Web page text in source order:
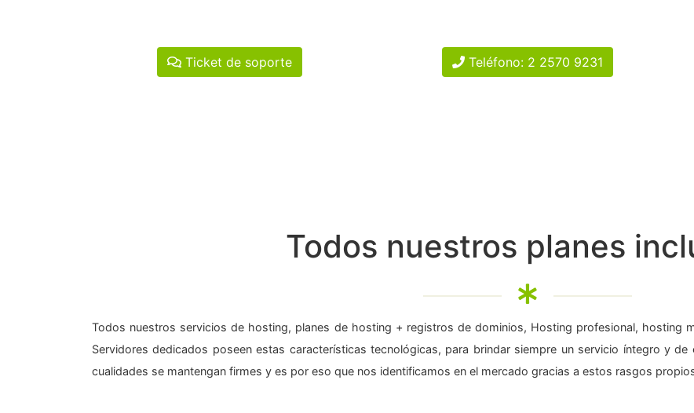
Ticket de soporte Teléfono: 2 2570 9231
Todos nuestros planes
Todos nuestros servicios de hosting, planes de hosting + registros de dominios, Hosting profesional, hosting
Servidores dedicados poseen estas características tecnológicas, para brindar siempre un servicio íntegro y
cualidades se mantengan firmes y es por eso que nos identificamos en el mercado gracias a estos rasgos